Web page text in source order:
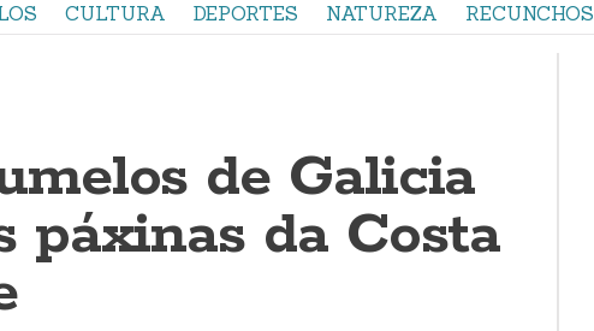
CULTURA DEPORTES NATUREZA RECUNCHOS
de Galicia
páxinas da Costa